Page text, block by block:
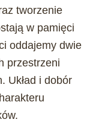
tworzenie
w pamięci
oddajemy dwie
przestrzeni
Układ i dobór